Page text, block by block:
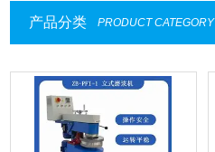
产品分类 PRODUCT CATEGORY